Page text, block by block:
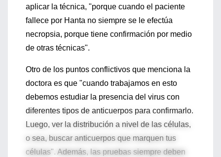
aplicar la técnica, "porque cuando el paciente
fallece por Hanta no siempre se le efectúa
necropsia, porque tiene confirmación por medio
de otras técnicas".
Otro de los puntos conflictivos que menciona la
doctora es que "cuando trabajamos en esto
debemos estudiar la presencia del virus con
diferentes tipos de anticuerpos para confirmarlo.
Luego, ver la distribución a nivel de las células,
o sea, buscar anticuerpos que marquen tus
células". Además, las pruebas siempre deben